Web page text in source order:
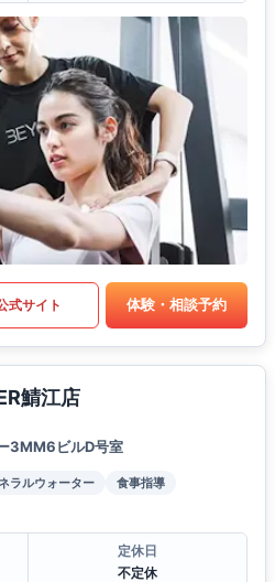
式サイト 体験・相談予約
鯖江店
3MM6ビルD号室
ラルウォーター
食事指導
定休日
不定休